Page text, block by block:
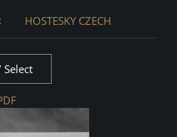
HOSTESKY CZECH